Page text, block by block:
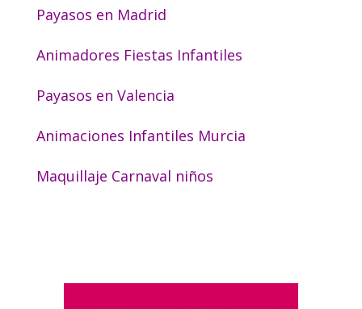
Payasos en Madrid
Animadores Fiestas Infantiles
Payasos en Valencia
Animaciones Infantiles Murcia
Maquillaje Carnaval niños